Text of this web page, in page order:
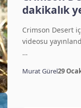
dakikalık
Crimson Desert
videosu
…
Murat Gürel29